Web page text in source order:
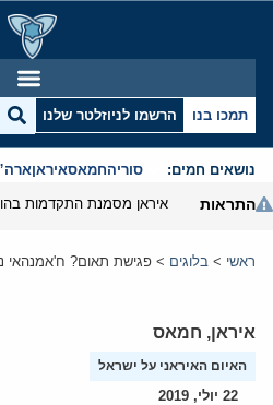
תמכו בנו הרשמו לניוזלטר שלנו
נושאים חמים: סוריהחמאסאיראן
התראות
ראשי > בלוגים > פגישת תאום?
איראן, חמאס
האיום האיראני על ישראל
22 יולי, 2019